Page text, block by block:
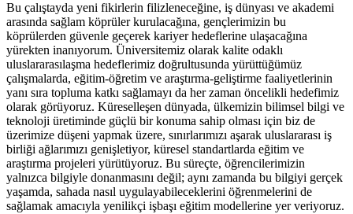
Bu çalıştayda yeni fikirlerin filizleneceğine, iş dünyası ve akademi
arasında sağlam köprüler kurulacağına, gençlerimizin bu
köprülerden güvenle geçerek kariyer hedeflerine ulaşacağına
yürekten inanıyorum. Üniversitemiz olarak kalite odaklı
uluslararasılaşma hedeflerimiz doğrultusunda yürüttüğümüz
çalışmalarda, eğitim-öğretim ve araştırma-geliştirme faaliyetlerinin
yanı sıra topluma katkı sağlamayı da her zaman öncelikli hedefimiz
olarak görüyoruz. Küreselleşen dünyada, ülkemizin bilimsel bilgi ve
teknoloji üretiminde güçlü bir konuma sahip olması için biz de
üzerimize düşeni yapmak üzere, sınırlarımızı aşarak uluslararası iş
birliği ağlarımızı genişletiyor, küresel standartlarda eğitim ve
araştırma projeleri yürütüyoruz. Bu süreçte, öğrencilerimizin
yalnızca bilgiyle donanmasını değil; aynı zamanda bu bilgiyi gerçek
yaşamda, sahada nasıl uygulayabileceklerini öğrenmelerini de
sağlamak amacıyla yenilikçi işbaşı eğitim modellerine yer veriyoruz.